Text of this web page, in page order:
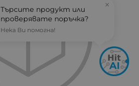
×
Търсите продукт или
проверявате поръчка?
Нека Ви помогна!